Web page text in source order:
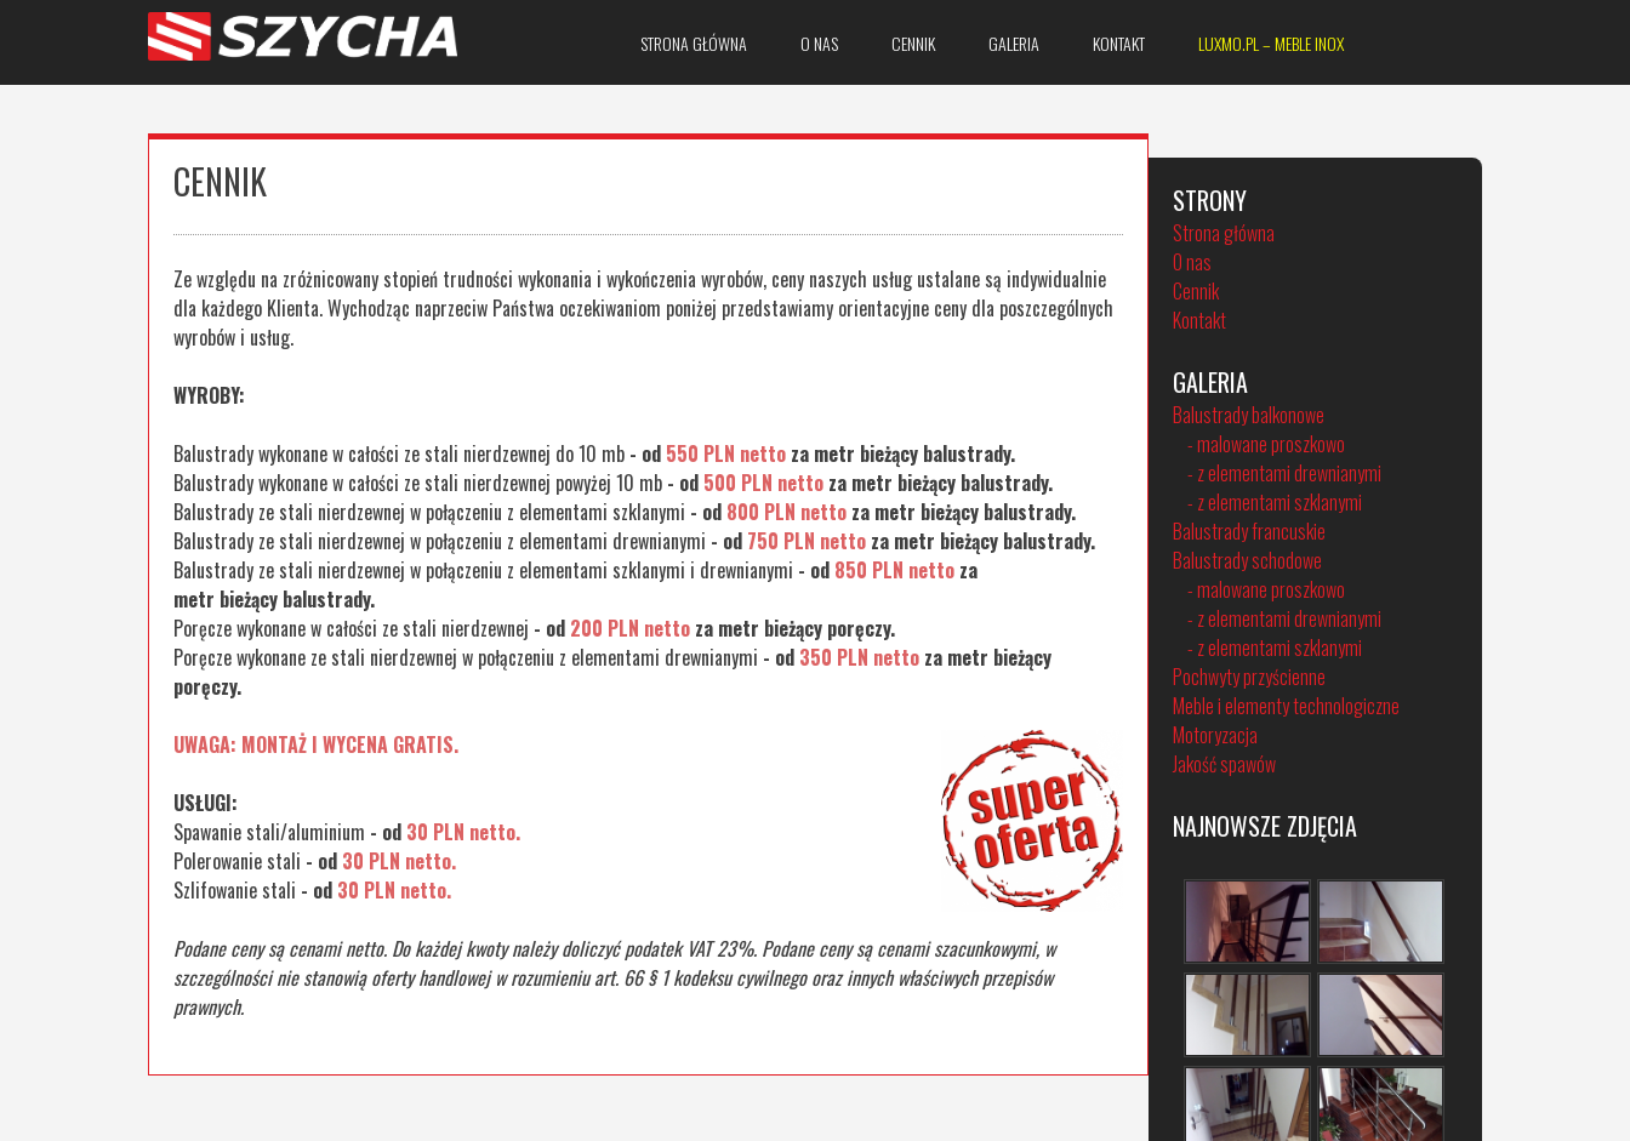
STRONA GŁÓWNA O NAS CENNIK GALERIA KONTAKT LUXMO.PL – MEBLE INOX
CENNIK
Ze względu na zróżnicowany stopień trudności wykonania i wykończenia wyrobów, ceny naszych usług ustalane są indywidualnie
dla każdego Klienta. Wychodząc naprzeciw Państwa oczekiwaniom poniżej przedstawiamy orientacyjne ceny dla poszczególnych
wyrobów i usług.
WYROBY:
Balustrady wykonane w całości ze stali nierdzewnej do 10 mb - od 550 PLN netto za metr bieżący balustrady.
Balustrady wykonane w całości ze stali nierdzewnej powyżej 10 mb - od 500 PLN netto za metr bieżący balustrady.
Balustrady ze stali nierdzewnej w połączeniu z elementami szklanymi - od 800 PLN netto za metr bieżący balustrady.
Balustrady ze stali nierdzewnej w połączeniu z elementami drewnianymi - od 750 PLN netto za metr bieżący balustrady.
Balustrady ze stali nierdzewnej w połączeniu z elementami szklanymi i drewnianymi - od 850 PLN netto za
metr bieżący balustrady.
Poręcze wykonane w całości ze stali nierdzewnej - od 200 PLN netto za metr bieżący poręczy.
Poręcze wykonane ze stali nierdzewnej w połączeniu z elementami drewnianymi - od 350 PLN netto za metr bieżący
poręczy.
UWAGA: MONTAŻ I WYCENA GRATIS.
USŁUGI:
Spawanie stali/aluminium - od 30 PLN netto.
Polerowanie stali - od 30 PLN netto.
Szlifowanie stali - od 30 PLN netto.
Podane ceny są cenami netto. Do każdej kwoty należy doliczyć podatek VAT23%. Podane ceny są cenami szacunkowymi, w
szczególności nie stanowią oferty handlowej w rozumieniu art. 66 § 1 kodeksu cywilnego oraz innych właściwych przepisów
prawnych.
STRONY
Strona główna
O nas
Cennik
Kontakt
GALERIA
Balustrady balkonowe
- malowane proszkowo
- z elementami drewnianymi
- z elementami szklanymi
Balustrady francuskie
Balustrady schodowe
- malowane proszkowo
- z elementami drewnianymi
- z elementami szklanymi
Pochwyty przyścienne
Meble i elementy technologiczne
Motoryzacja
Jakość spawów
NAJNOWSZE ZDJĘCIA